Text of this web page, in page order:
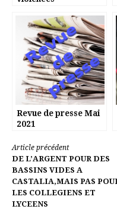
Revue de presse Mai
2021
Lire
la
suite
Article précédent
DE L’ARGENT POUR DES
BASSINS VIDES A
CASTALIA,MAIS PAS
LES COLLEGIENS ET
LYCEENS